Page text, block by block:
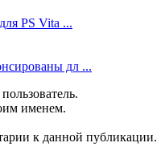
PS Vita ...
дл ...
именем.
к данной публикации.